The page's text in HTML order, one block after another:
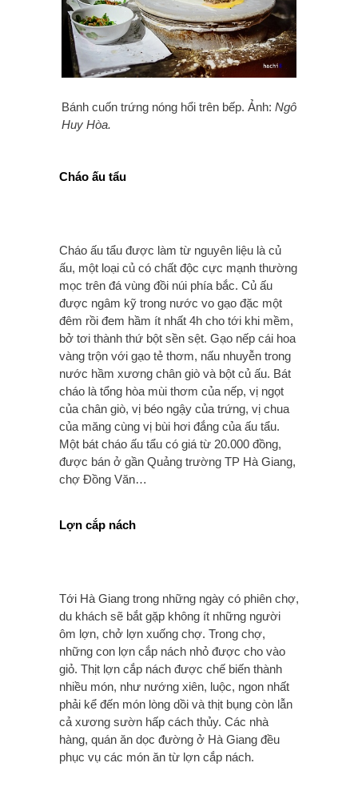
Bánh cuốn trứng nóng hổi trên bếp. Ảnh: Ngô
Huy Hòa.
Cháo ấu tẩu
Cháo ấu tẩu được làm từ nguyên liệu là củ
ấu, một loại củ có chất độc cực mạnh thường
mọc trên đá vùng đồi núi phía bắc. Củ ấu
được ngâm kỹ trong nước vo gạo đặc một
đêm rồi đem hầm ít nhất 4h cho tới khi mềm,
bở tơi thành thứ bột sền sệt. Gạo nếp cái hoa
vàng trộn với gạo tẻ thơm, nấu nhuyễn trong
nước hầm xương chân giò và bột củ ấu. Bát
cháo là tổng hòa mùi thơm của nếp, vị ngọt
của chân giò, vị béo ngậy của trứng, vị chua
của măng cùng vị bùi hơi đắng của ấu tẩu.
Một bát cháo ấu tẩu có giá từ 20.000 đồng,
được bán ở gần Quảng trường TP Hà Giang,
chợ Đồng Văn…
Lợn cắp nách
Tới Hà Giang trong những ngày có phiên chợ,
du khách sẽ bắt gặp không ít những người
ôm lợn, chở lợn xuống chợ. Trong chợ,
những con lợn cắp nách nhỏ được cho vào
giỏ. Thịt lợn cắp nách được chế biến thành
nhiều món, như nướng xiên, luộc, ngon nhất
phải kể đến món lòng dồi và thịt bụng còn lẫn
cả xương sườn hấp cách thủy. Các nhà
hàng, quán ăn dọc đường ở Hà Giang đều
phục vụ các món ăn từ lợn cắp nách.